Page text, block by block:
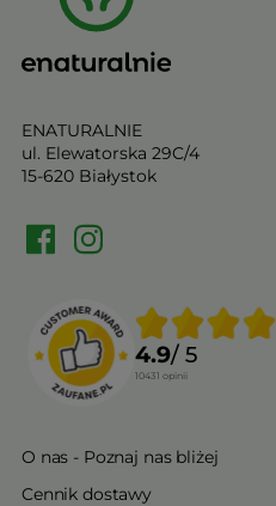
ENATURALNIE
ul. Elewatorska 29C/4
15-620 Białystok
4.9/ 5
10431 opinii
O nas - Poznaj nas bliżej
Cennik dostawy